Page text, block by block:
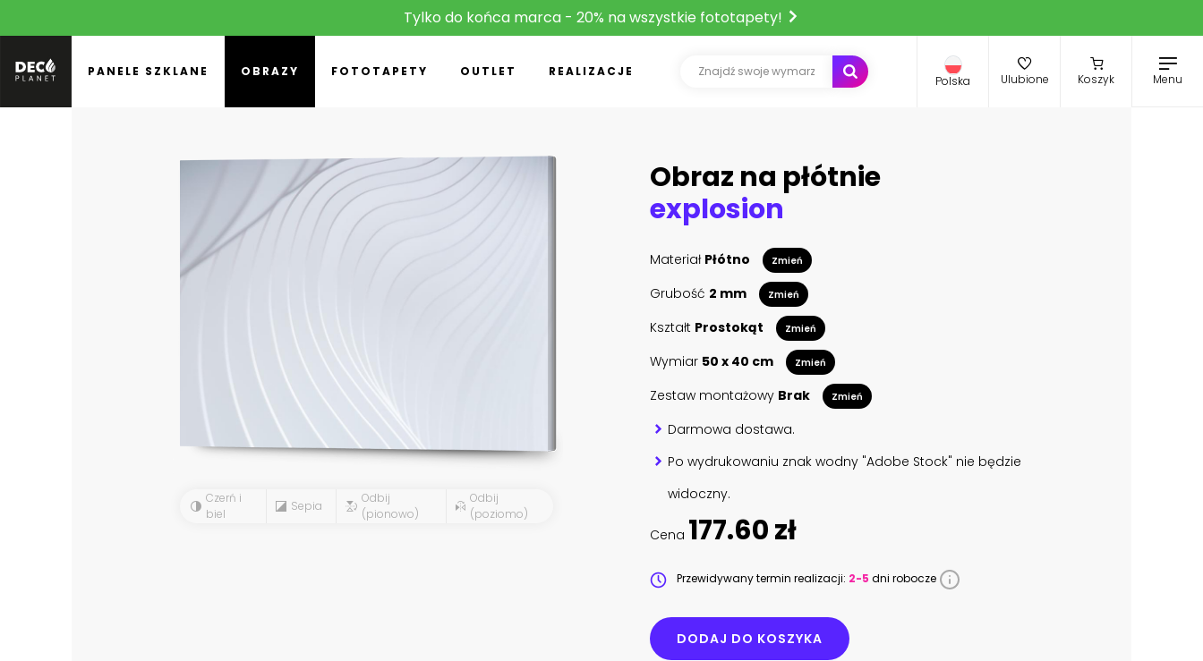
Tylko do końca marca - 20% na wszystkie fototapety!
PANELE SZKLANE OBRAZY FOTOTAPETY OUTLET REALIZACJE
Polska Ulubione Koszyk Menu
Czerń i
biel
Sepia
Odbij
(pionowo)
Odbij
(poziomo)
Obraz na płótnie
explosion
Materiał Płótno Zmień
Grubość 2 mm Zmień
Kształt Prostokąt Zmień
Wymiar 50 x 40 cm Zmień
Zestaw montażowy Brak Zmień
Darmowa dostawa.
Po wydrukowaniu znak wodny "Adobe Stock" nie będzie
widoczny.
Cena 177.60 zł
Przewidywany termin realizacji: 2-5 dni robocze
DODAJ DO KOSZYKA